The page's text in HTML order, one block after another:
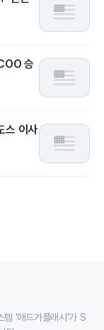
승
스 이사
‘애드가플래시’가 S